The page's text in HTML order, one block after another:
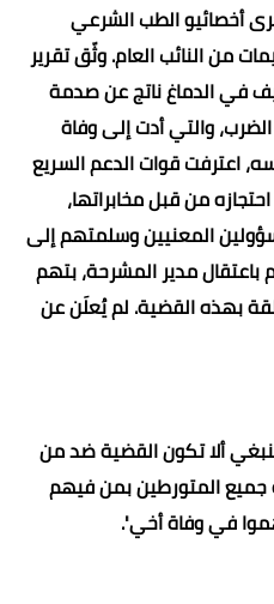
أجرى أخصائيو الطب الشرعي
من النائب العام. وثّق تقرير
في الدماغ ناتج عن صدمة
والتي أدت إلى وفاة
اعترفت قوات الدعم السريع
من قبل مخابراتها،
المعنيين وسلمتهم إلى
باعتقال مدير المشرحة، بتهم
بهذه القضية. لم يُعلَن عن
ألا تكون القضية ضد من
المتورطين بمن فيهم
في وفاة أخي".